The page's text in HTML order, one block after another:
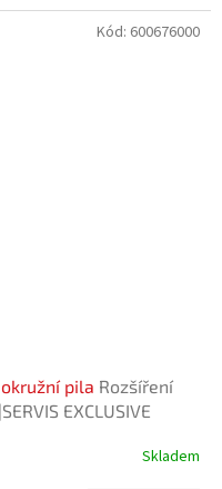
okružní pila Rozšíření
EXCLUSIVE
Skladem
Kód: 600676000